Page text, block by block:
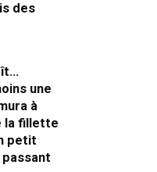
des
une
à
la fillette
petit